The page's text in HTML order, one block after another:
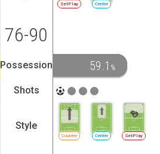
SetPlay Center
76-90
Possession 59.1 %
Shots
Style
Counter Center SetPlay